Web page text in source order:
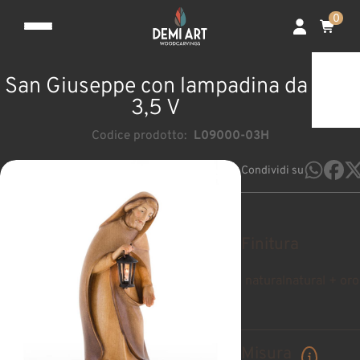
0
San Giuseppe con lampadina da
3,5 V
Codice prodotto: L09000-03H
Condividi su